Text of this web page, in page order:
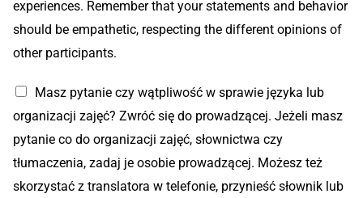
experiences. Remember that your statements and behavior
should be empathetic, respecting the different opinions of
other participants.
Masz pytanie czy wątpliwość w sprawie języka lub
organizacji zajęć? Zwróć się do prowadzącej. Jeżeli masz
pytanie co do organizacji zajęć, słownictwa czy
tłumaczenia, zadaj je osobie prowadzącej. Możesz też
skorzystać z translatora w telefonie, przynieść słownik lub